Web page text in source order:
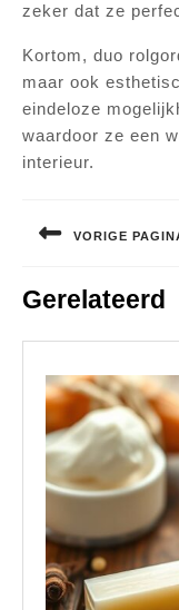
zeker dat ze
Kortom, duo
maar ook
eindeloze
waardoor ze een
interieur.
navigatie
VORIGE
bericht:
Gerelateerd